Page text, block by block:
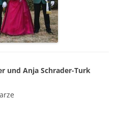
und Anja Schrader-Turk